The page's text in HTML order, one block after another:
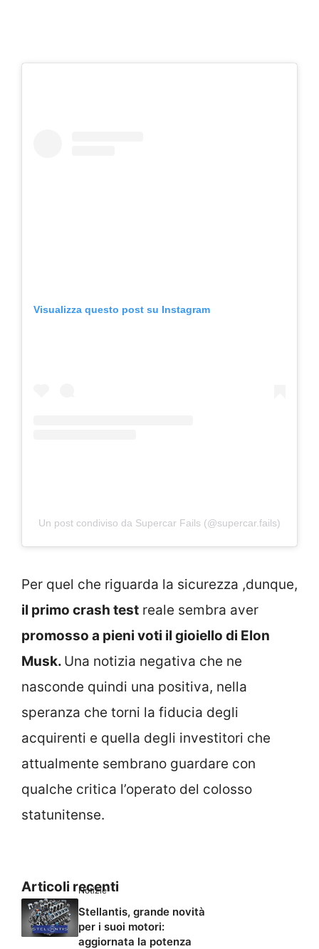
Visualizza questo post su Instagram
Un post condiviso da Supercar Fails (@supercar.fails)
Per quel che riguarda la sicurezza ,dunque,
il primo crash test reale sembra aver
promosso a pieni voti il gioiello di Elon
Musk. Una notizia negativa che ne
nasconde quindi una positiva, nella
speranza che torni la fiducia degli
acquirenti e quella degli investitori che
attualmente sembrano guardare con
qualche critica l’operato del colosso
statunitense.
Articoli recenti
Notizie
Stellantis, grande novità
per i suoi motori:
aggiornata la potenza